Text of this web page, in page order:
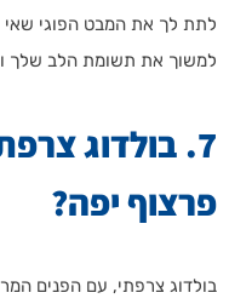
לתת לך את המבט הפוגי שאי
למשוך את תשומת הלב שלך
7. בולדוג
פרצוף יפה?
בולדוג צרפתי, עם הפנים